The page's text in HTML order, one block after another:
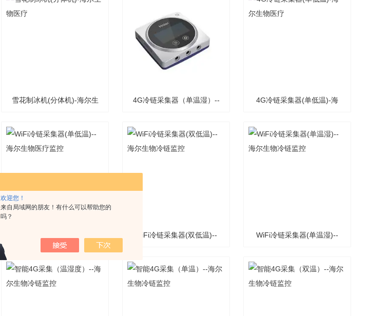
欢迎您！
来自局域网的朋友！有什么可以帮助您的
吗？
雪花制冰机(分体机)-海尔生 4G冷链采集器（单温湿）-- 4G冷链采集器(单低温)-海
WiFi冷链采集器(双低温)-- WiFi冷链采集器(单温湿)--